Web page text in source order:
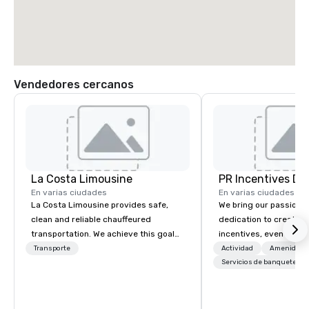
Vendedores cercanos
La Costa Limousine
En varias ciudades
La Costa Limousine provides safe,
clean and reliable chauffeured
transportation. We achieve this goal
with highly trained chauffeurs, the
Transporte
PR Incentives
En varias ciudades
We bring our passion,
dedication to create
incentives, events,
meetings, product
luxury travel
Actividad
Servicios de banquetes